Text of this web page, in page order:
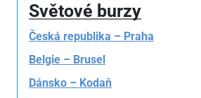
Světové burzy
Česká republika – Praha
Belgie – Brusel
Dánsko – Kodaň